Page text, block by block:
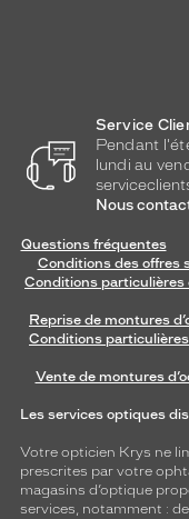
Service
Pendant
lundi au
Nous
Questions fréquentes
Conditions des offres
Conditions particulières
Reprise de montures
Conditions
Vente de montures
Les services optiques
Votre opticien Krys ne
prescrites par votre
magasins d’optique
services, notamment :